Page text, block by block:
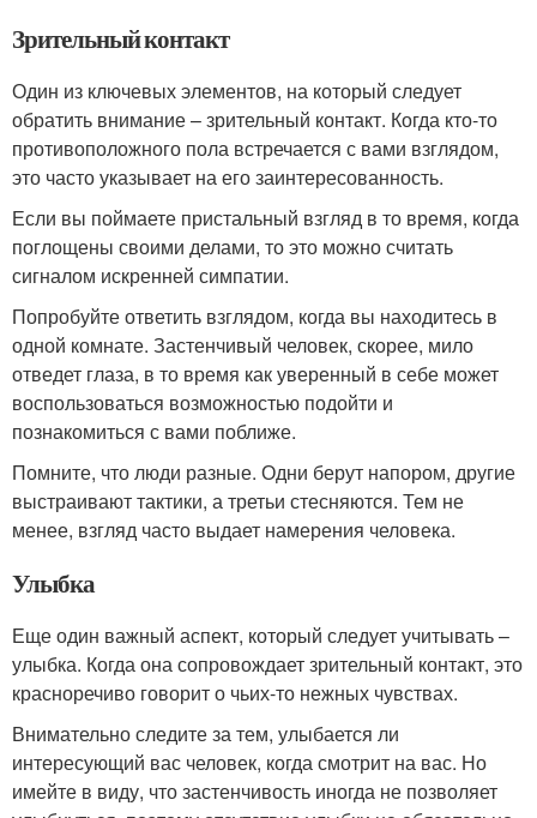
Зрительный контакт
Один из ключевых элементов, на который следует
обратить внимание – зрительный контакт. Когда кто-то
противоположного пола встречается с вами взглядом,
это часто указывает на его заинтересованность.
Если вы поймаете пристальный взгляд в то время, когда
поглощены своими делами, то это можно считать
сигналом искренней симпатии.
Попробуйте ответить взглядом, когда вы находитесь в
одной комнате. Застенчивый человек, скорее, мило
отведет глаза, в то время как уверенный в себе может
воспользоваться возможностью подойти и
познакомиться с вами поближе.
Помните, что люди разные. Одни берут напором, другие
выстраивают тактики, а третьи стесняются. Тем не
менее, взгляд часто выдает намерения человека.
Улыбка
Еще один важный аспект, который следует учитывать –
улыбка. Когда она сопровождает зрительный контакт, это
красноречиво говорит о чьих-то нежных чувствах.
Внимательно следите за тем, улыбается ли
интересующий вас человек, когда смотрит на вас. Но
имейте в виду, что застенчивость иногда не позволяет